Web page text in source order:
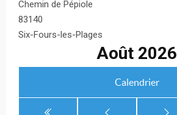
Chemin de Pépiole
83140
Six-Fours-les-Plages
Août 2026
Calendrier